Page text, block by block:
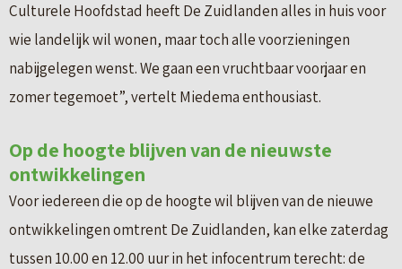
Culturele Hoofdstad heeft De Zuidlanden alles in huis voor
wie landelijk wil wonen, maar toch alle voorzieningen
nabijgelegen wenst. We gaan een vruchtbaar voorjaar en
zomer tegemoet”, vertelt Miedema enthousiast.
Op de hoogte blijven van de nieuwste
ontwikkelingen
Voor iedereen die op de hoogte wil blijven van de nieuwe
ontwikkelingen omtrent De Zuidlanden, kan elke zaterdag
tussen 10.00 en 12.00 uur in het infocentrum terecht: de